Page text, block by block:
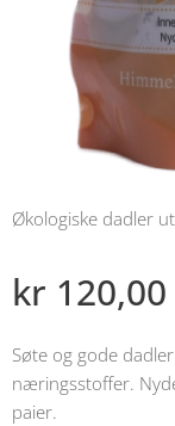
Økologiske dadler
kr 120,00
Søte og gode
næringsstoffer.
paier.